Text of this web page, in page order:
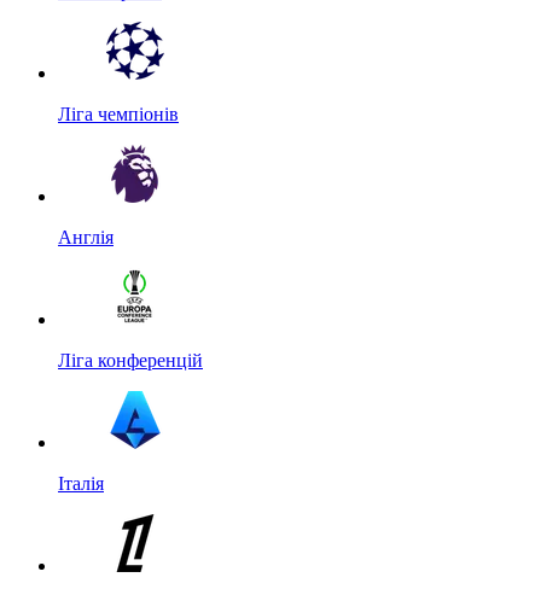
Ліга чемпіонів
Англія
Ліга конференцій
Італія